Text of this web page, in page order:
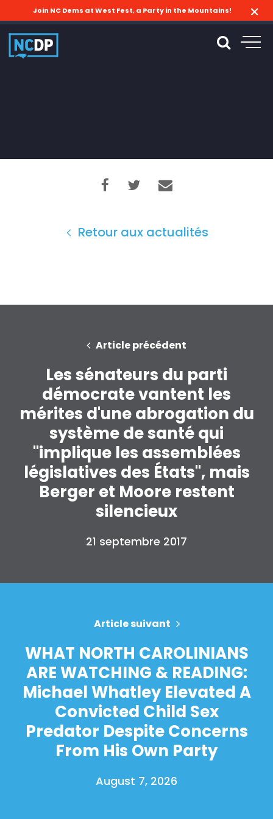
Join NC Dems at West Fest, a Party in the Mountains!
Retour aux actualités
Article précédent
Les sénateurs du parti
démocrate vantent les
mérites d'une abrogation du
système de santé qui
"implique les assemblées
législatives des États", mais
Berger et Moore restent
silencieux
21 septembre 2017
Article suivant
WHAT NORTH CAROLINIANS
ARE WATCHING & READING:
Michael Whatley Elevated A
Convicted Child Sex
Predator Despite Concerns
From His Own Party
August 7, 2026